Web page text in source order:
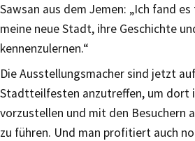
Sawsan aus dem Jemen: „Ich fand
meine neue Stadt, ihre Geschichte
kennenzulernen.“
Die Ausstellungsmacher sind jetzt
Stadtteilfesten anzutreffen, um dort
vorzustellen und mit den Besuchern
zu führen. Und man profitiert auch